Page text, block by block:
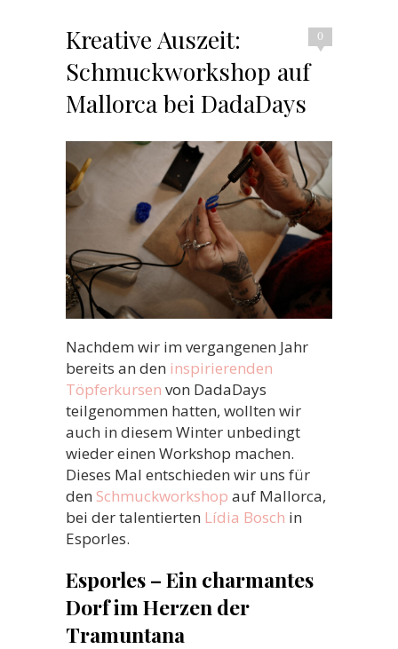
0
Kreative Auszeit:
Schmuckworkshop auf
Mallorca bei DadaDays
Nachdem wir im vergangenen Jahr
bereits an den inspirierenden
Töpferkursen von DadaDays
teilgenommen hatten, wollten wir
auch in diesem Winter unbedingt
wieder einen Workshop machen.
Dieses Mal entschieden wir uns für
den Schmuckworkshop auf Mallorca,
bei der talentierten Lídia Bosch in
Esporles.
Esporles – Ein charmantes
Dorf im Herzen der
Tramuntana